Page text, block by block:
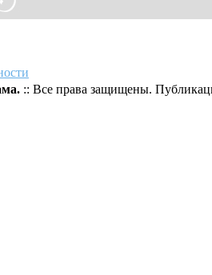
:: Все права защищены.